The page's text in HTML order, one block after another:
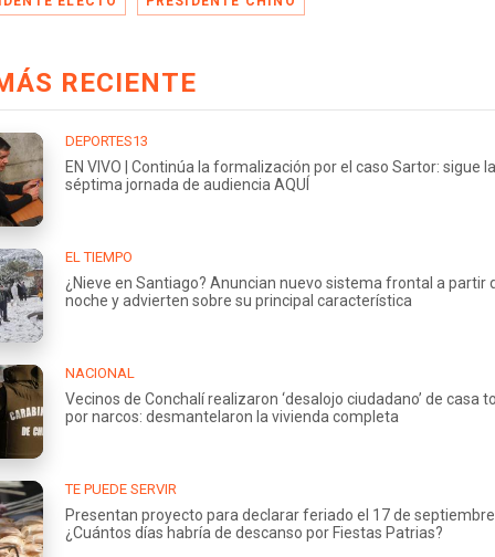
RECIENTE
DEPORTES13
EN VIVO | Continúa la formalización por el caso Sartor: sigue la
séptima jornada de audiencia AQUÍ
EL TIEMPO
¿Nieve en Santiago? Anuncian nuevo sistema frontal a partir
noche y advierten sobre su principal característica
NACIONAL
Vecinos de Conchalí realizaron ‘desalojo ciudadano’ de casa
por narcos: desmantelaron la vivienda completa
TE PUEDE SERVIR
Presentan proyecto para declarar feriado el 17 de
¿Cuántos días habría de descanso por Fiestas Patrias?